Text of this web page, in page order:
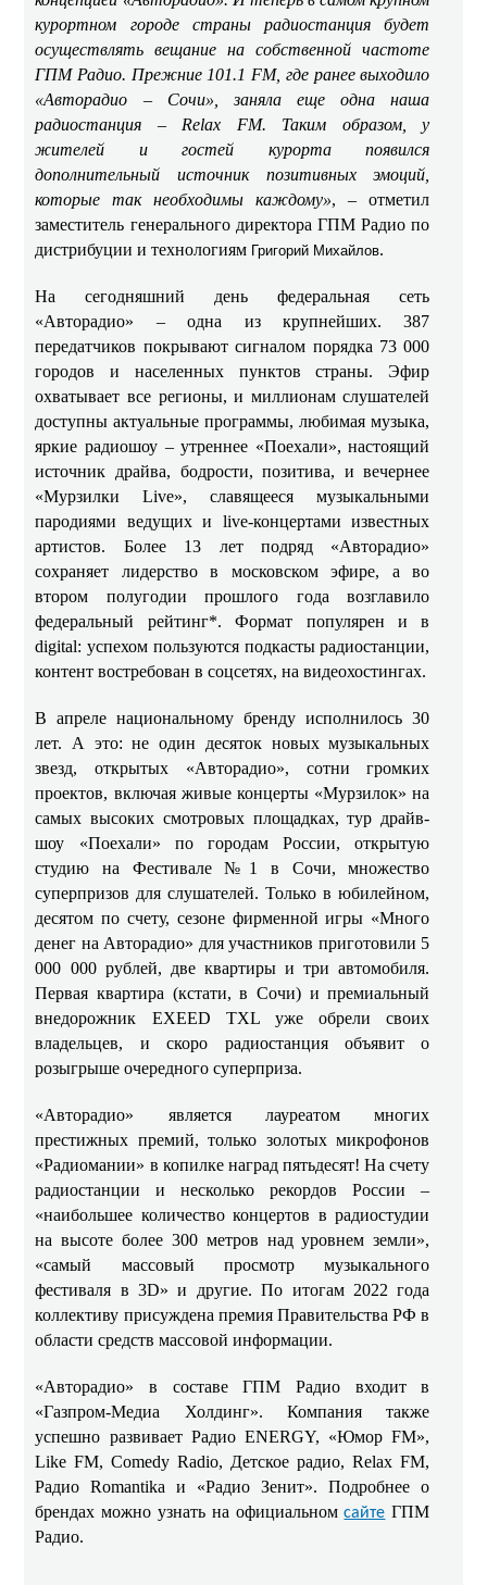
курортном городе страны радиостанция будет
осуществлять вещание на собственной частоте
ГПМ Радио. Прежние 101.1 FM, где ранее выходило
«Авторадио – Сочи», заняла еще одна наша
радиостанция – Relax FM. Таким образом, у
жителей и гостей курорта появился
дополнительный источник позитивных эмоций,
которые так необходимы каждому», – отметил
заместитель генерального директора ГПМ Радио по
дистрибуции и технологиям Григорий Михайлов.
На сегодняшний день федеральная сеть
«Авторадио» – одна из крупнейших. 387
передатчиков покрывают сигналом порядка 73 000
городов и населенных пунктов страны. Эфир
охватывает все регионы, и миллионам слушателей
доступны актуальные программы, любимая музыка,
яркие радиошоу – утреннее «Поехали», настоящий
источник драйва, бодрости, позитива, и вечернее
«Мурзилки Live», славящееся музыкальными
пародиями ведущих и live-концертами известных
артистов. Более 13 лет подряд «Авторадио»
сохраняет лидерство в московском эфире, а во
втором полугодии прошлого года возглавило
федеральный рейтинг*. Формат популярен и в
digital: успехом пользуются подкасты радиостанции,
контент востребован в соцсетях, на видеохостингах.
В апреле национальному бренду исполнилось 30
лет. А это: не один десяток новых музыкальных
звезд, открытых «Авторадио», сотни громких
проектов, включая живые концерты «Мурзилок» на
самых высоких смотровых площадках, тур драйв-
шоу «Поехали» по городам России, открытую
студию на Фестивале №1 в Сочи, множество
суперпризов для слушателей. Только в юбилейном,
десятом по счету, сезоне фирменной игры «Много
денег на Авторадио» для участников приготовили 5
000 000 рублей, две квартиры и три автомобиля.
Первая квартира (кстати, в Сочи) и премиальный
внедорожник EXEED TXL уже обрели своих
владельцев, и скоро радиостанция объявит о
розыгрыше очередного суперприза.
«Авторадио» является лауреатом многих
престижных премий, только золотых микрофонов
«Радиомании» в копилке наград пятьдесят! На счету
радиостанции и несколько рекордов России –
«наибольшее количество концертов в радиостудии
на высоте более 300 метров над уровнем земли»,
«самый массовый просмотр музыкального
фестиваля в 3D» и другие. По итогам 2022 года
коллективу присуждена премия Правительства РФ в
области средств массовой информации.
«Авторадио» в составе ГПМ Радио входит в
«Газпром-Медиа Холдинг». Компания также
успешно развивает Радио ENERGY, «Юмор FM»,
Like FM, Comedy Radio, Детское радио, Relax FM,
Радио Romantika и «Радио Зенит». Подробнее о
брендах можно узнать на официальномсайте ГПМ
Радио.